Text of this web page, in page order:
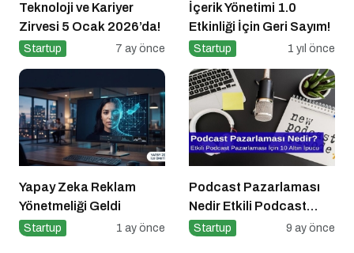
Teknoloji ve Kariyer
Zirvesi 5 Ocak 2026’da!
Startup 7 ay önce
İçerik Yönetimi 1.0
Etkinliği İçin Geri Sayım!
Startup 1 yıl önce
Yapay Zeka Reklam
Yönetmeliği Geldi
Startup 1 ay önce
Podcast Pazarlaması
Nedir Etkili Podcast
Pazarlaması için 10
Startup 9 ay önce